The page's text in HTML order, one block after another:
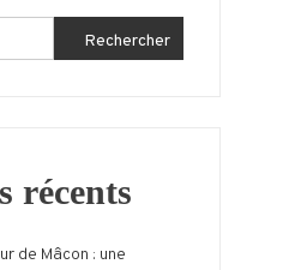
Rechercher
récents
de Mâcon : une